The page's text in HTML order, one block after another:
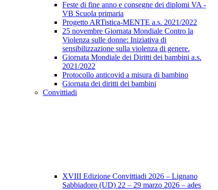
Feste di fine anno e consegne dei diplomi VA -
VB Scuola primaria
Progetto ARTistica-MENTE a.s. 2021/2022
25 novembre Giornata Mondiale Contro la
Violenza sulle donne: Iniziativa di
sensibilizzazione sulla violenza di genere.
Giornata Mondiale dei Diritti dei bambini a.s.
2021/2022
Protocollo anticovid a misura di bambino
Giornata dei diritti dei bambini
Convittiadi
XVIII Edizione Convittiadi 2026 – Lignano
Sabbiadoro (UD) 22 – 29 marzo 2026 – ades